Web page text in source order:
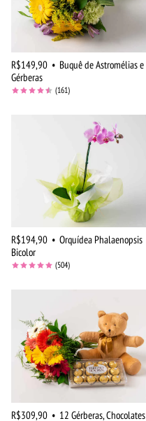
R$149,90 • Buquê de Astromélias e
Gérberas
(161)
R$194,90 • Orquídea Phalaenopsis
Bicolor
(504)
R$309,90 • 12 Gérberas, Chocolates